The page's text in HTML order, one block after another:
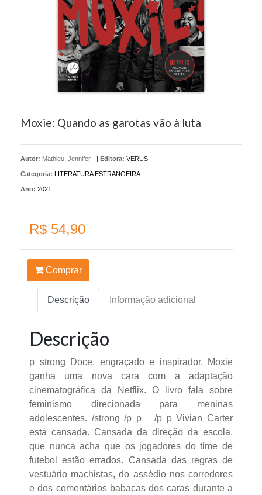
Moxie: Quando as garotas vão à luta
Autor: Mathieu, Jennifer | Editora: VERUS
Categoria: LITERATURA ESTRANGEIRA
Ano: 2021
R$ 54,90
Comprar
Descrição Informação adicional
Descrição
p strong Doce, engraçado e inspirador, Moxie
ganha uma nova cara com a adaptação
cinematográfica da Netflix. O livro fala sobre
feminismo direcionada para meninas
adolescentes. /strong /p p /p p Vivian Carter
está cansada. Cansada da direção da escola,
que nunca acha que os jogadores do time de
futebol estão errados. Cansada das regras de
vestuário machistas, do assédio nos corredores
e dos comentários babacas dos caras durante a